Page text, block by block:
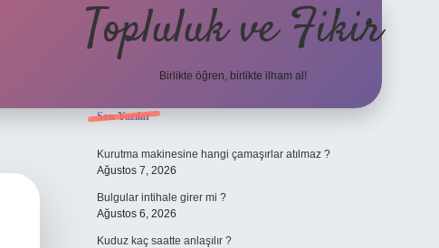
Topluluk ve Fikir
Birlikte öğren, birlikte ilham al!
Sidebar
Son Yazılar
Kurutma makinesine hangi çamaşırlar atılmaz ?
Ağustos 7, 2026
Bulgular intihale girer mi ?
Ağustos 6, 2026
Kuduz kaç saatte anlaşılır ?